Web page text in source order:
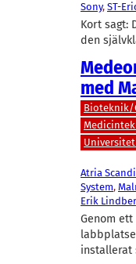
Sony, ST-
Kort sagt:
den
med
Bioteknik/
Atria
System,
Erik
Genom
installerat